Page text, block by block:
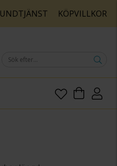
KÖPVILLKOR